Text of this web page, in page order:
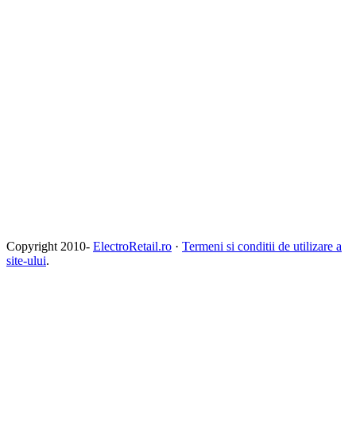
Copyright 2010- ElectroRetail.ro · Termeni si conditii de utilizare a
site-ului.